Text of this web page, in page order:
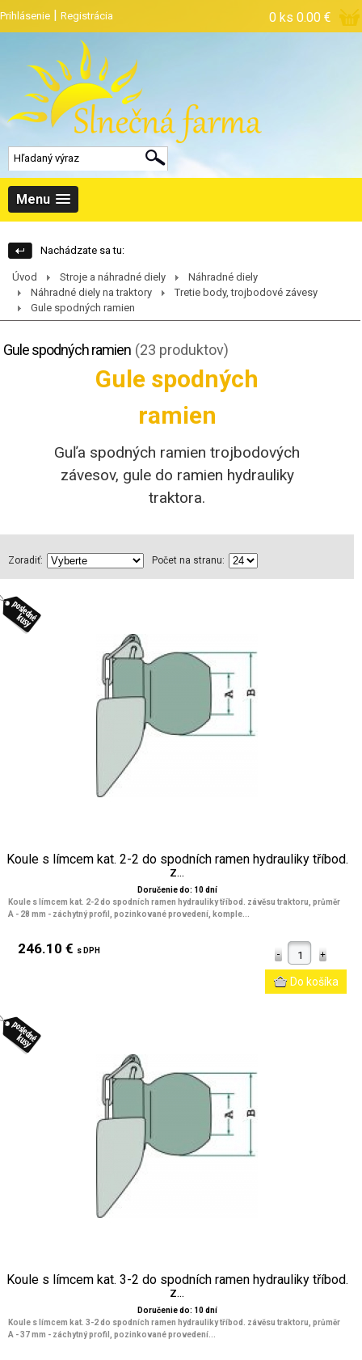
Prihlásenie | Registrácia 0 ks 0.00 €
Menu
Nachádzate sa tu:
Úvod Stroje a náhradné diely
Náhradné diely
Náhradné diely na traktory
Tretie body, trojbodové závesy
Gule spodných ramien
Gule spodných ramien (23 produktov)
Gule spodných
ramien
Guľa spodných ramien trojbodových
závesov, gule do ramien hydrauliky
traktora.
Zoradiť: Počet na stranu:
Koule s límcem kat. 2-2 do spodních ramen hydrauliky tříbod.
z...
Doručenie do: 10 dní
Koule s límcem kat. 2-2 do spodních ramen hydrauliky tříbod. závěsu traktoru, průměr
A - 28 mm - záchytný profil, pozinkované provedení, komple...
246.10 € s DPH
Koule s límcem kat. 3-2 do spodních ramen hydrauliky tříbod.
z...
Doručenie do: 10 dní
Koule s límcem kat. 3-2 do spodních ramen hydrauliky tříbod. závěsu traktoru, průměr
A - 37 mm - záchytný profil, pozinkované provedení...